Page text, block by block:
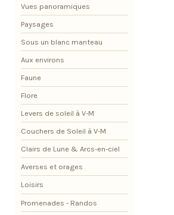
Vues panoramiques
Paysages
Sous un blanc manteau
Aux environs
Faune
Flore
Levers de soleil à V-M
Couchers de Soleil à V-M
Clairs de Lune & Arcs-en-ciel
Averses et orages
Loisirs
Promenades - Randos